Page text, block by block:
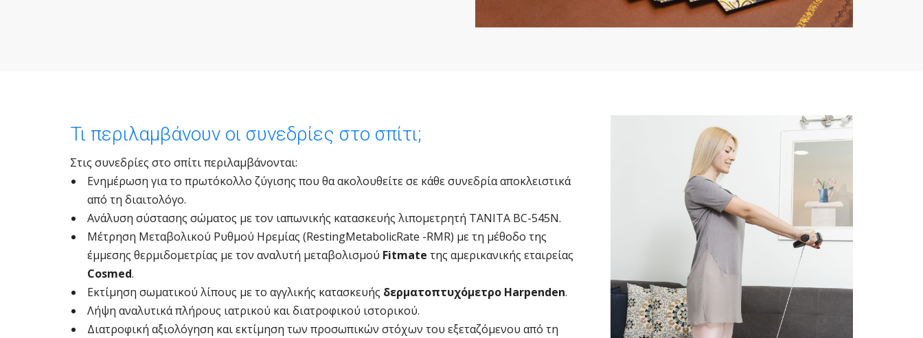
Τι περιλαμβάνουν οι συνεδρίες στο σπίτι;
Στις συνεδρίες στο σπίτι περιλαμβάνονται:
Ενημέρωση για το πρωτόκολλο ζύγισης που θα ακολουθείτε σε κάθε συνεδρία αποκλειστικά
από τη διαιτολόγο.
Ανάλυση σύστασης σώματος με τον ιαπωνικής κατασκευής λιπομετρητή ΤΑΝΙΤΑ BC-545N.
Mέτρηση Μεταβολικού Ρυθμού Ηρεμίας (RestingMetabolicRate -RMR) με τη μέθοδο της
έμμεσης θερμιδομετρίας με τον αναλυτή μεταβολισμού Fitmate της αμερικανικής εταιρείας
Cosmed.
Εκτίμηση σωματικού λίπους με το αγγλικής κατασκευής δερματοπτυχόμετρο Harpenden.
Λήψη αναλυτικά πλήρους ιατρικού και διατροφικού ιστορικού.
Διατροφική αξιολόγηση και εκτίμηση των προσωπικών στόχων του εξεταζόμενου από τη